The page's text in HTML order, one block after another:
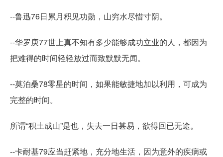
--鲁迅76日累月积见功勋，山穷水尽惜寸阴。
--华罗庚77世上真不知有多少能够成功立业的人，都因为
把难得的时间轻轻放过而致默默无闻。
--莫泊桑78零星的时间，如果能敏捷地加以利用，可成为
完整的时间。
所谓“积土成山”是也，失去一日甚易，欲得回已无途。
--卡耐基79应当赶紧地，充分地生活，因为意外的疾病或